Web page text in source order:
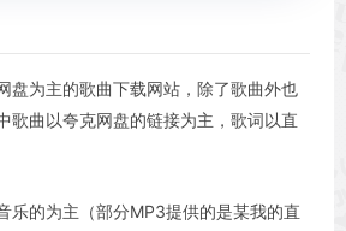
盘为主的歌曲下载网站，除了歌曲外也
歌曲以夸克网盘的链接为主，歌词以直
乐的为主（部分MP3提供的是某我的直